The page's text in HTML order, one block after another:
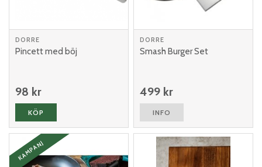
DORRE
Pincett med böj
98 kr
KÖP
DORRE
Smash Burger Set
499 kr
INFO
KAMPANJ